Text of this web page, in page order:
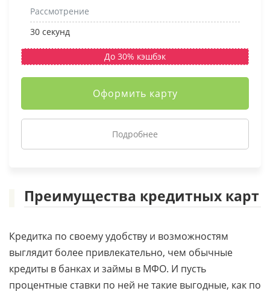
Рассмотрение
30 секунд
До 30% кэшбэк
Оформить карту
Подробнее
Преимущества кредитных карт
Кредитка по своему удобству и возможностям
выглядит более привлекательно, чем обычные
кредиты в банках и займы в МФО. И пусть
процентные ставки по ней не такие выгодные, как по